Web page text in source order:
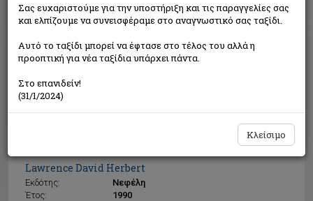
Lawrence David Herbert
Εκδότης:
Νεφέλη
Έτος:
1990
Η τιμή μας:€11,52
Δεν υπάρχει δυνατότητα παραγγελίας
Σας ευχαριστούμε για την υποστήριξη και τις παραγγελίες σας
και ελπίζουμε να συνεισφέραμε στο αναγνωστικό σας ταξίδι.
Αυτό το ταξίδι μπορεί να έφτασε στο τέλος του αλλά η
προοπτική για νέα ταξίδια υπάρχει πάντα.
Στο επανιδείν!
(31/1/2024)
Κλείσιμο